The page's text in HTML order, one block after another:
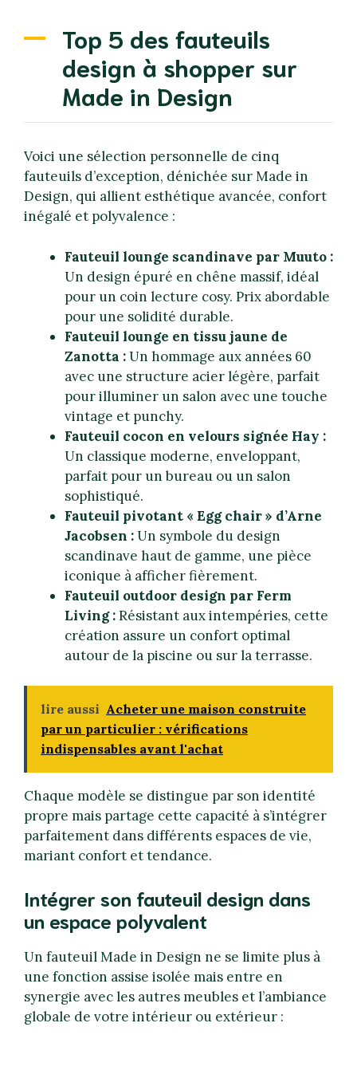
Top 5 des fauteuils
design à shopper sur
Made in Design
Voici une sélection personnelle de cinq
fauteuils d’exception, dénichée sur Made in
Design, qui allient esthétique avancée, confort
inégalé et polyvalence :
Fauteuil lounge scandinave par Muuto :
Un design épuré en chêne massif, idéal
pour un coin lecture cosy. Prix abordable
pour une solidité durable.
Fauteuil lounge en tissu jaune de
Zanotta :Un hommage aux années 60
avec une structure acier légère, parfait
pour illuminer un salon avec une touche
vintage et punchy.
Fauteuil cocon en velours signée Hay :
Un classique moderne, enveloppant,
parfait pour un bureau ou un salon
sophistiqué.
Fauteuil pivotant « Egg chair » d’Arne
Jacobsen :Un symbole du design
scandinave haut de gamme, une pièce
iconique à afficher fièrement.
Fauteuil outdoor design par Ferm
Living :Résistant aux intempéries, cette
création assure un confort optimal
autour de la piscine ou sur la terrasse.
lire aussi Acheter une maison construite
par un particulier : vérifications
indispensables avant l'achat
Chaque modèle se distingue par son identité
propre mais partage cette capacité à s’intégrer
parfaitement dans différents espaces de vie,
mariant confort et tendance.
Intégrer son fauteuil design dans
un espace polyvalent
Un fauteuil Made in Design ne se limite plus à
une fonction assise isolée mais entre en
synergie avec les autres meubles et l’ambiance
globale de votre intérieur ou extérieur :